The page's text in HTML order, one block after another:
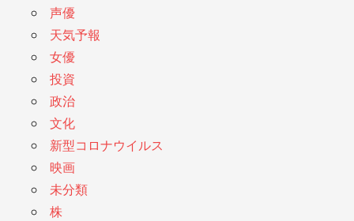
声優
天気予報
女優
投資
政治
文化
新型コロナウイルス
映画
未分類
株